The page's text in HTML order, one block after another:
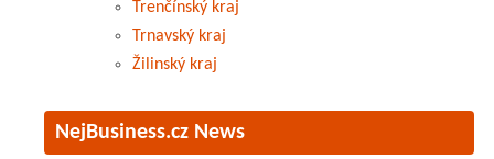
Trenčínský kraj
Trnavský kraj
Žilinský kraj
NejBusiness.cz News